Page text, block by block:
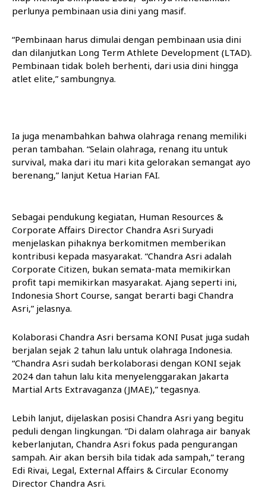
perlunya pembinaan usia dini yang masif.
“Pembinaan harus dimulai dengan pembinaan usia dini
dan dilanjutkan Long Term Athlete Development (LTAD).
Pembinaan tidak boleh berhenti, dari usia dini hingga
atlet elite,” sambungnya.
Ia juga menambahkan bahwa olahraga renang memiliki
peran tambahan. “Selain olahraga, renang itu untuk
survival, maka dari itu mari kita gelorakan semangat ayo
berenang,” lanjut Ketua Harian FAI.
Sebagai pendukung kegiatan, Human Resources &
Corporate Affairs Director Chandra Asri Suryadi
menjelaskan pihaknya berkomitmen memberikan
kontribusi kepada masyarakat. “Chandra Asri adalah
Corporate Citizen, bukan semata-mata memikirkan
profit tapi memikirkan masyarakat. Ajang seperti ini,
Indonesia Short Course, sangat berarti bagi Chandra
Asri,” jelasnya.
Kolaborasi Chandra Asri bersama KONI Pusat juga sudah
berjalan sejak 2 tahun lalu untuk olahraga Indonesia.
“Chandra Asri sudah berkolaborasi dengan KONI sejak
2024 dan tahun lalu kita menyelenggarakan Jakarta
Martial Arts Extravaganza (JMAE),” tegasnya.
Lebih lanjut, dijelaskan posisi Chandra Asri yang begitu
peduli dengan lingkungan. “Di dalam olahraga air banyak
keberlanjutan, Chandra Asri fokus pada pengurangan
sampah. Air akan bersih bila tidak ada sampah,” terang
Edi Rivai, Legal, External Affairs & Circular Economy
Director Chandra Asri.